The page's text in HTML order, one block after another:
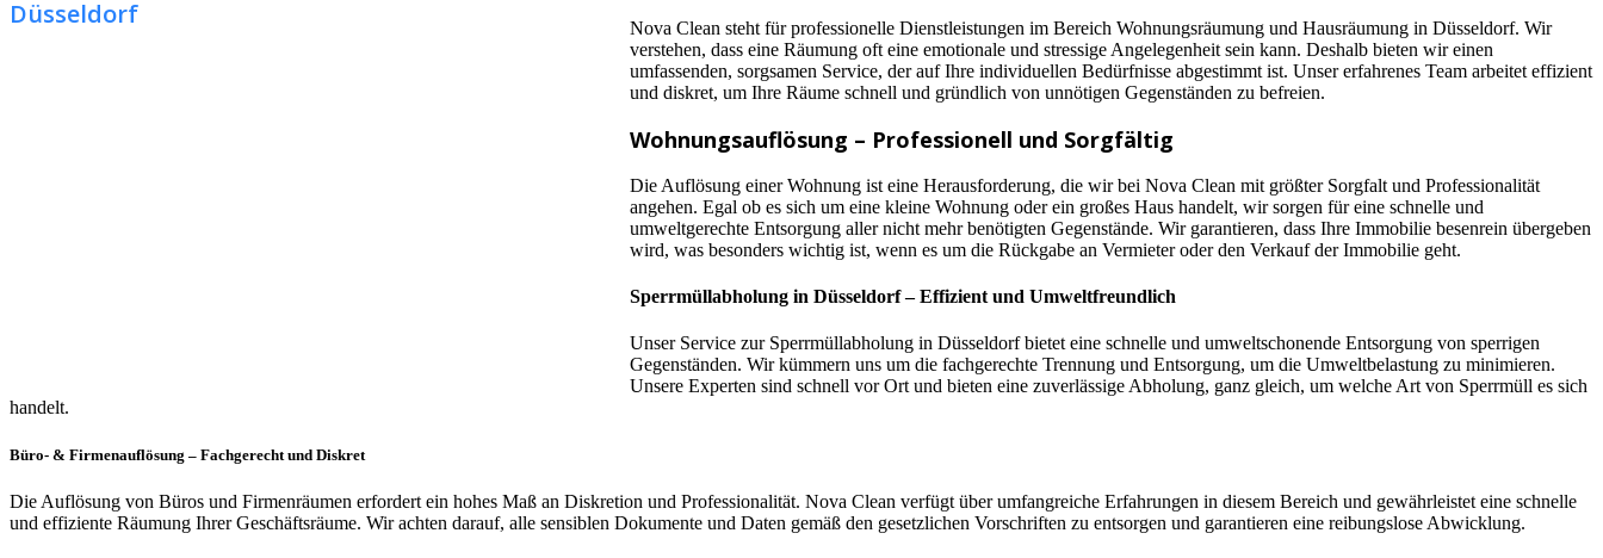
Nova Clean steht für professionelle Dienstleistungen im Bereich Wohnungsräumung und Hausräumung in Düsseldorf. Wir
verstehen, dass eine Räumung oft eine emotionale und stressige Angelegenheit sein kann. Deshalb bieten wir einen
umfassenden, sorgsamen Service, der auf Ihre individuellen Bedürfnisse abgestimmt ist. Unser erfahrenes Team arbeitet effizient
und diskret, um Ihre Räume schnell und gründlich von unnötigen Gegenständen zu befreien.
Wohnungsauflösung – Professionell und Sorgfältig
Die Auflösung einer Wohnung ist eine Herausforderung, die wir bei Nova Clean mit größter Sorgfalt und Professionalität
angehen. Egal ob es sich um eine kleine Wohnung oder ein großes Haus handelt, wir sorgen für eine schnelle und
umweltgerechte Entsorgung aller nicht mehr benötigten Gegenstände. Wir garantieren, dass Ihre Immobilie besenrein übergeben
wird, was besonders wichtig ist, wenn es um die Rückgabe an Vermieter oder den Verkauf der Immobilie geht.
Sperrmüllabholung in Düsseldorf – Effizient und Umweltfreundlich
Unser Service zur Sperrmüllabholung in Düsseldorf bietet eine schnelle und umweltschonende Entsorgung von sperrigen
Gegenständen. Wir kümmern uns um die fachgerechte Trennung und Entsorgung, um die Umweltbelastung zu minimieren.
Unsere Experten sind schnell vor Ort und bieten eine zuverlässige Abholung, ganz gleich, um welche Art von Sperrmüll es sich
handelt.
Büro- & Firmenauflösung – Fachgerecht und Diskret
Die Auflösung von Büros und Firmenräumen erfordert ein hohes Maß an Diskretion und Professionalität. Nova Clean verfügt über umfangreiche Erfahrungen in diesem Bereich und gewährleistet eine schnelle
und effiziente Räumung Ihrer Geschäftsräume. Wir achten darauf, alle sensiblen Dokumente und Daten gemäß den gesetzlichen Vorschriften zu entsorgen und garantieren eine reibungslose Abwicklung.